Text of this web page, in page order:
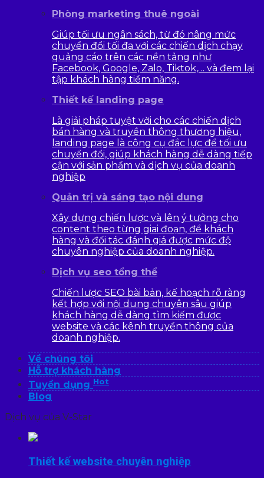
Phòng marketing thuê ngoài
Giúp tối ưu ngân sách, từ đó nâng mức
chuyển đổi tối đa với các chiến dịch chạy
quảng cáo trên các nền tảng như
Facebook, Google, Zalo, Tiktok,… và đem lại
tập khách hàng tiềm năng.
Thiết kế landing page
Là giải pháp tuyệt vời cho các chiến dịch
bán hàng và truyền thông thương hiệu,
landing page là công cụ đắc lực để tối ưu
chuyển đổi, giúp khách hàng dễ dàng tiếp
cận với sản phẩm và dịch vụ của doanh
nghiệp
Quản trị và sáng tạo nội dung
Xây dựng chiến lược và lên ý tưởng cho
content theo từng giai đoạn, để khách
hàng và đối tác đánh giá được mức độ
chuyên nghiệp của doanh nghiệp.
Dịch vụ seo tổng thể
Chiến lược SEO bài bản, kế hoạch rõ ràng
kết hợp với nội dung chuyên sâu giúp
khách hàng dễ dàng tìm kiếm được
website và các kênh truyền thông của
doanh nghiệp.
Về chúng tôi
Hỗ trợ khách hàng
Tuyển dụng Hot
Blog
Dịch vụ của V-Star
Thiết kế website chuyên nghiệp